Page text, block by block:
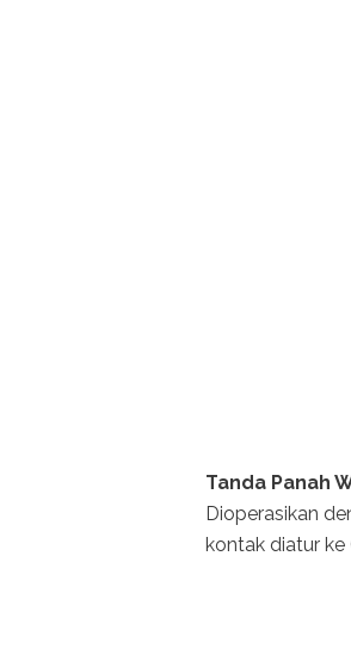
Tanda Panah
Dioperasikan
kontak diatur ke